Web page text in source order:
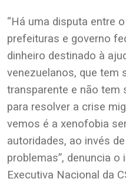
“Há uma disputa entre
prefeituras e governo
dinheiro destinado à
venezuelanos, que tem
transparente e não tem
para resolver a crise
vemos é a xenofobia
autoridades, ao invés
problemas”, denuncia o
Executiva Nacional da